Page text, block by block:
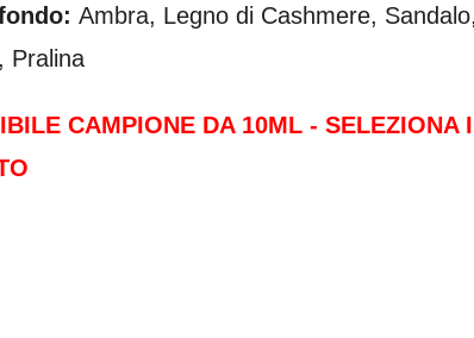
Ambra, Legno di Cashmere, Sandalo,
Pralina
CAMPIONE DA 10ML - SELEZIONA